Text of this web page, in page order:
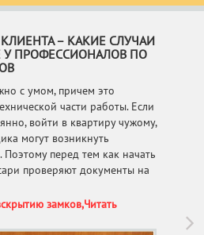
– КАКИЕ СЛУЧАИ
У ПРОФЕССИОНАЛОВ ПО
с умом, причем это
части работы. Если
войти в квартиру чужому,
могут возникнуть
перед тем как начать
проверяют документы на
замков,Читать